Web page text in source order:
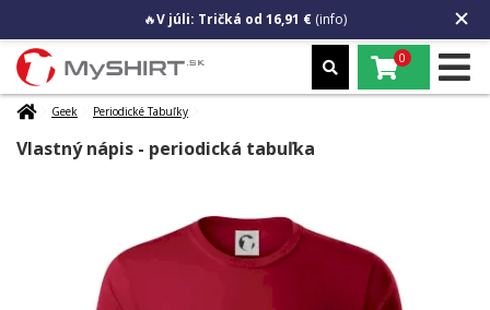
🔥V júli: Tričká od 16,91 € (info)
0
Geek Periodické Tabuľky
Vlastný nápis - periodická tabuľka